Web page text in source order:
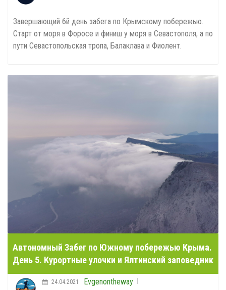
Завершающий 6й день забега по Крымскому побережью.
Старт от моря в Форосе и финиш у моря в Севастополя, а по
пути Севастопольская тропа, Балаклава и Фиолент.
Автономный Забег по Южному побережью Крыма.
День 5. Курортные улочки и Ялтинский заповедник
Evgenontheway
24.04.2021